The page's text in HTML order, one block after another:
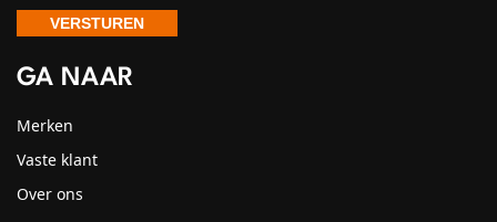
GA NAAR
Merken
Vaste klant
Over ons